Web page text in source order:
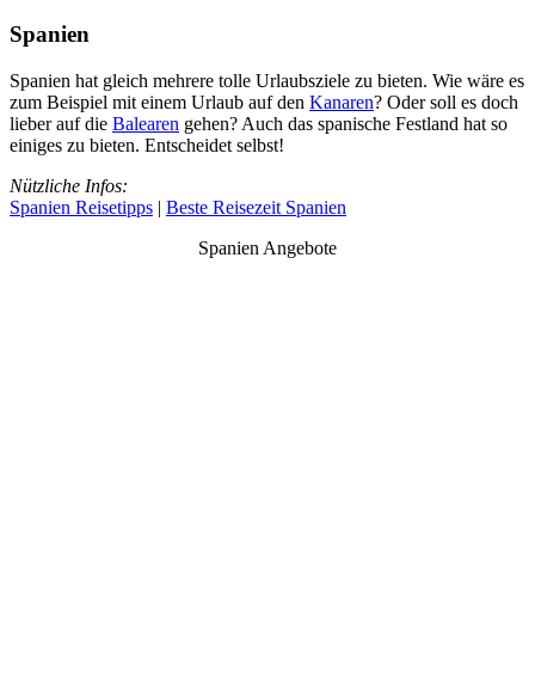
Spanien
Spanien hat gleich mehrere tolle Urlaubsziele zu bieten. Wie wäre es
zum Beispiel mit einem Urlaub auf den Kanaren? Oder soll es doch
lieber auf die Balearen gehen? Auch das spanische Festland hat so
einiges zu bieten. Entscheidet selbst!
Nützliche Infos:
Spanien Reisetipps | Beste Reisezeit Spanien
Spanien Angebote